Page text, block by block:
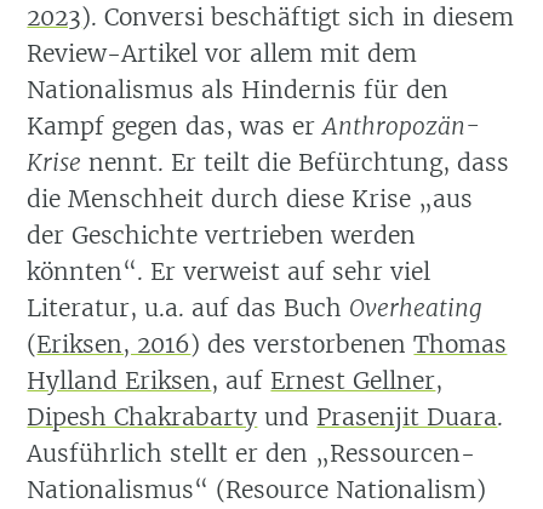
2023). Conversi beschäftigt sich in diesem
Review-Artikel vor allem mit dem
Nationalismus als Hindernis für den
Kampf gegen das, was erAnthropozän-
Krise nennt. Er teilt die Befürchtung, dass
die Menschheit durch diese Krise „aus
der Geschichte vertrieben werden
könnten“. Er verweist auf sehr viel
Literatur, u.a. auf das Buch Overheating
(Eriksen, 2016) des verstorbenenThomas
Hylland Eriksen, auf Ernest Gellner,
Dipesh Chakrabarty und Prasenjit Duara.
Ausführlich stellt er den „Ressourcen-
Nationalismus“ (Resource Nationalism)